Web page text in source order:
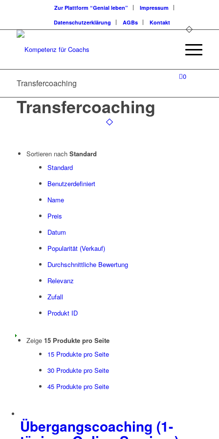
Zur Plattform “Genial leben”
Impressum
Datenschutzerklärung
AGBs Kontakt
0
Transfercoaching
Transfercoaching
Sortieren nach Standard
Standard
Benutzerdefiniert
Name
Preis
Datum
Popularität (Verkauf)
Durchschnittliche Bewertung
Relevanz
Zufall
Produkt ID
Zeige 15 Produkte pro Seite
15 Produkte pro Seite
30 Produkte pro Seite
45 Produkte pro Seite
Übergangscoaching (1-